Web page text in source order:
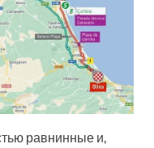
равнинные и,